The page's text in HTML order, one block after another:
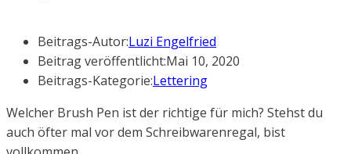
Beitrags-Autor:Luzi Engelfried
Beitrag veröffentlicht:Mai 10, 2020
Beitrags-Kategorie:Lettering
Welcher Brush Pen ist der richtige für mich? Stehst du
auch öfter mal vor dem Schreibwarenregal, bist